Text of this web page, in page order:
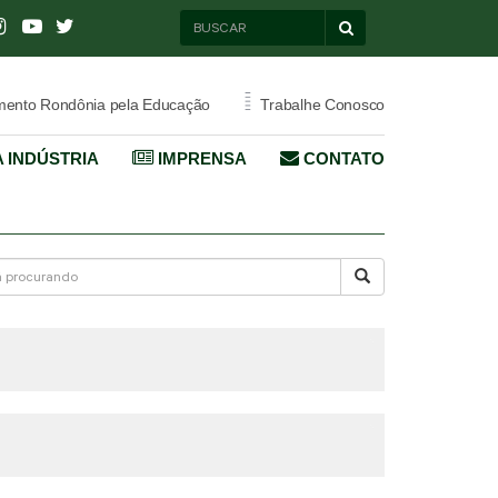
Rondônia pela Educação = Trabalhe Conosco
INDÚSTRIA IMPRENSA CONTATO